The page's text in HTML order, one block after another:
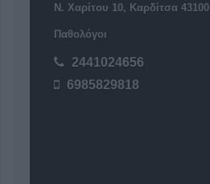
Ν. Χαρίτου 10, Καρδίτσα 43100
Παθολόγοι
2441024656
6985829818